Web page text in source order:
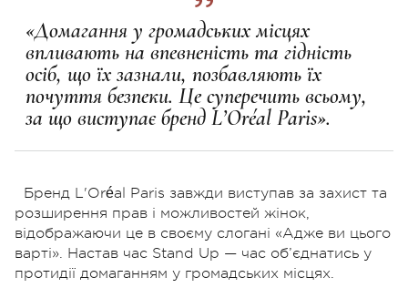
«Домагання у громадських місцях
впливають на впевненість та гідність
осіб, що їх зазнали, позбавляють їх
почуття безпеки. Це суперечить всьому,
за що виступає бренд L’Oréal Paris».
Бренд L'Oréal Paris завжди виступав за захист та
розширення прав і можливостей жінок,
відображаючи це в своєму слогані «Адже ви цього
варті». Настав час Stand Up — час об’єднатись у
протидії домаганням у громадських місцях.